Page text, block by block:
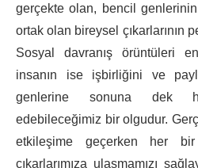
gerçekte olan, bencil
ortak olan bireysel çıkarlarının
Sosyal davranış örüntüleri
insanın ise işbirliğini ve
genlerine sonuna dek
edebileceğimiz bir olgudur.
etkileşime geçerken her bir
çıkarlarımıza ulaşmamızı